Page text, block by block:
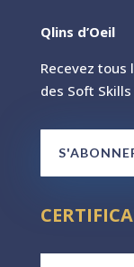
Qlins d’Oeil
Recevez tous
des Soft